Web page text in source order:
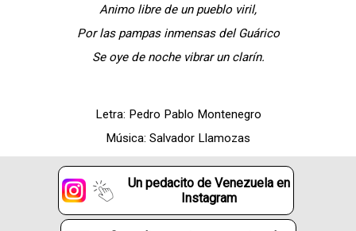
Animo libre de un pueblo viril,
Por las pampas inmensas del Guárico
Se oye de noche vibrar un clarín.
Letra: Pedro Pablo Montenegro
Música: Salvador Llamozas
Un pedacito de Venezuela en
Instagram